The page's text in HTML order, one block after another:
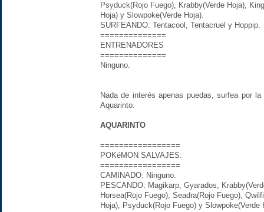
Psyduck(Rojo Fuego), Krabby(Verde Hoja),
Hoja) y Slowpoke(Verde Hoja).
SURFEANDO: Tentacool, Tentacruel y Hoppip.
==============
ENTRENADORES
==============
Ninguno.
Nada de interés apenas puedas, surfea por
Aquarinto.
AQUARINTO
=================
POKéMON SALVAJES:
=================
CAMINADO: Ninguno.
PESCANDO: Magikarp, Gyarados,
Horsea(Rojo Fuego), Seadra(Rojo Fuego),
Hoja), Psyduck(Rojo Fuego) y Slowpoke(Verde